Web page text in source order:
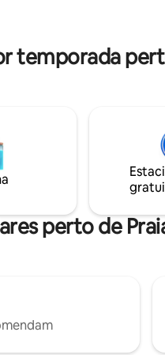
temporada
perto de